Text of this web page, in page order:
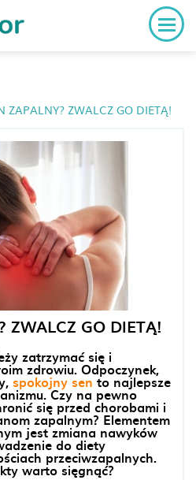
ZAPALNY? ZWALCZ GO DIETĄ!
ZWALCZ GO DIETĄ!
zatrzymać się i
zdrowiu. Odpoczynek,
spokojny sen to najlepsze
Czy na pewno
się przed chorobami i
zapalnym? Elementem
jest zmiana nawyków
do diety
przeciwzapalnych.
warto sięgnąć?